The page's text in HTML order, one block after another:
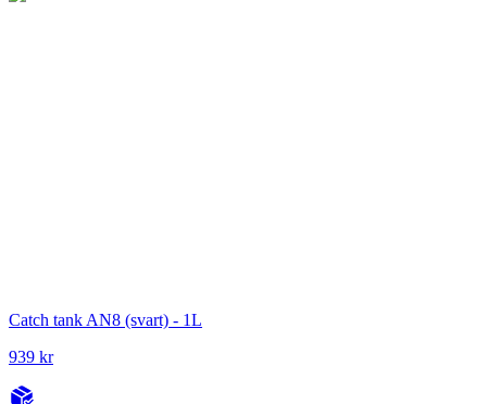
Catch tank AN8 (svart) - 1L
939 kr